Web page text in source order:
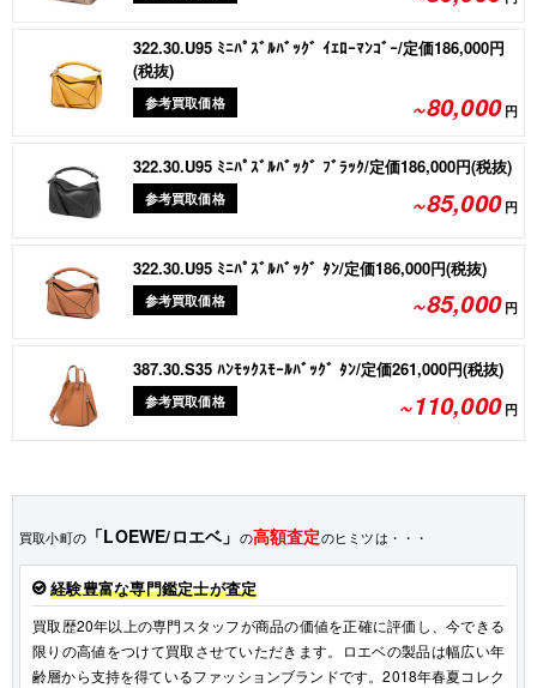
322.30.U95 ﾐﾆﾊﾟｽﾞﾙﾊﾞｯｸﾞ ｲｴﾛｰﾏﾝｺﾞｰ/定価186,000円
(税抜)
参考買取価格 ~80,000円
322.30.U95 ﾐﾆﾊﾟｽﾞﾙﾊﾞｯｸﾞ ﾌﾞﾗｯｸ/定価186,000円(税抜)
参考買取価格 ~85,000円
322.30.U95 ﾐﾆﾊﾟｽﾞﾙﾊﾞｯｸﾞ ﾀﾝ/定価186,000円(税抜)
参考買取価格 ~85,000円
387.30.S35 ﾊﾝﾓｯｸｽﾓｰﾙﾊﾞｯｸﾞ ﾀﾝ/定価261,000円(税抜)
参考買取価格 ~110,000円
買取小町の 「LOEWE/ロエベ」 の高額査定のヒミツは・・・
経験豊富な専門鑑定士が査定
買取歴20年以上の専門スタッフが商品の価値を正確に評価し、今できる
限りの高値をつけて買取させていただきます。ロエベの製品は幅広い年
齢層から支持を得ているファッションブランドです。2018年春夏コレク